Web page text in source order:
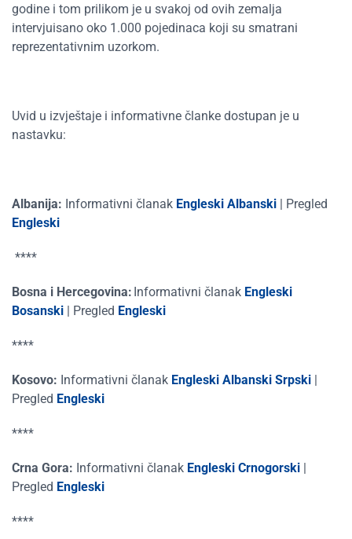
godine i tom prilikom je u svakoj od ovih zemalja
intervjuisano oko 1.000 pojedinaca koji su smatrani
reprezentativnim uzorkom.
Uvid u izvještaje i informativne članke dostupan je u
nastavku:
Albanija: Informativni članak Engleski Albanski | Pregled
Engleski
****
Bosna i Hercegovina: Informativni članak Engleski
Bosanski | Pregled Engleski
****
Kosovo: Informativni članak Engleski Albanski Srpski |
Pregled Engleski
****
Crna Gora: Informativni članak Engleski Crnogorski |
Pregled Engleski
****